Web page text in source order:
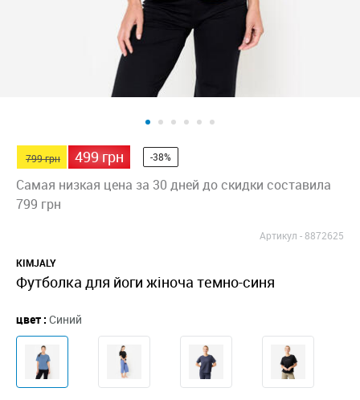
799 грн 499 грн -38%
Самая низкая цена за 30 дней до скидки составила
799 грн
Артикул -8872625
KIMJALY
Футболка для йоги жіноча темно-синя
цвет : Синий